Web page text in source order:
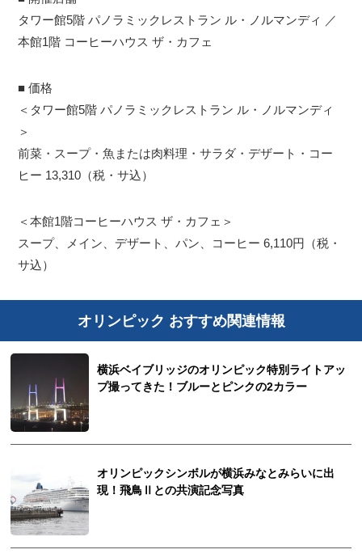
タワー館5階 パノラミックレストラン ル・ノルマンディ ／
本館1階 コーヒーハウス ザ・カフェ
■ 価格
＜タワー館5階 パノラミックレストラン ル・ノルマンディ
＞
前菜・スープ・魚または肉料理・サラダ・デザート・コー
ヒー 13,310（税・サ込）
＜本館1階コーヒーハウス ザ・カフェ＞
スープ、メイン、デザート、パン、コーヒー 6,110円（税・
サ込）
オリンピック おすすめ関連情報
横浜ベイブリッジのオリンピック特別ライトアッ
プ撮ってきた！ブルーとピンクの2カラー
オリンピックシンボルが横浜みなとみらいに出
現！飛鳥Ⅱとの共演記念写真